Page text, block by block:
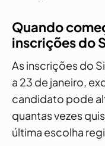
Quando
inscrições do
As inscrições do
a 23 de janeiro,
candidato pode
quantas vezes
última escolha